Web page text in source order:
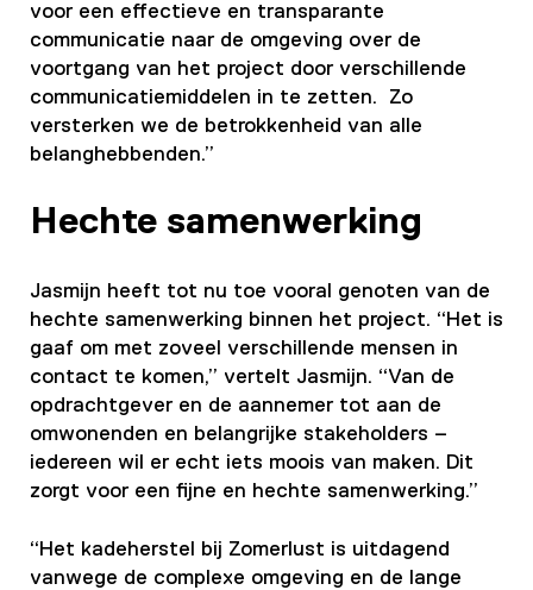
voor een effectieve en transparante
communicatie naar de omgeving over de
voortgang van het project door verschillende
communicatiemiddelen in te zetten. Zo
versterken we de betrokkenheid van alle
belanghebbenden.”
Hechte samenwerking
Jasmijn heeft tot nu toe vooral genoten van de
hechte samenwerking binnen het project. “Het is
gaaf om met zoveel verschillende mensen in
contact te komen,” vertelt Jasmijn. “Van de
opdrachtgever en de aannemer tot aan de
omwonenden en belangrijke stakeholders –
iedereen wil er echt iets moois van maken. Dit
zorgt voor een fijne en hechte samenwerking.”
“Het kadeherstel bij Zomerlust is uitdagend
vanwege de complexe omgeving en de lange